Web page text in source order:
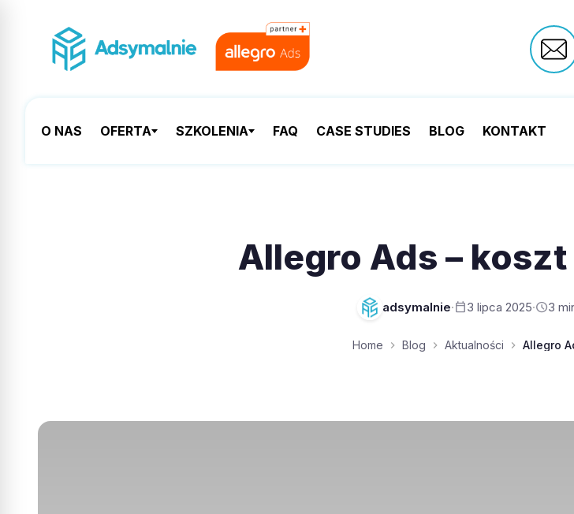
O NAS OFERTA SZKOLENIA FAQ CASE STUDIES BLOG KONTAKT
Allegro Ads –
adsymalnie·calendar_today3 lipca 2025·schedule3
Home Blog Aktualności Allegro